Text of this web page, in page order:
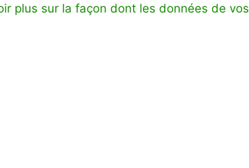
plus sur la façon dont les données de vos